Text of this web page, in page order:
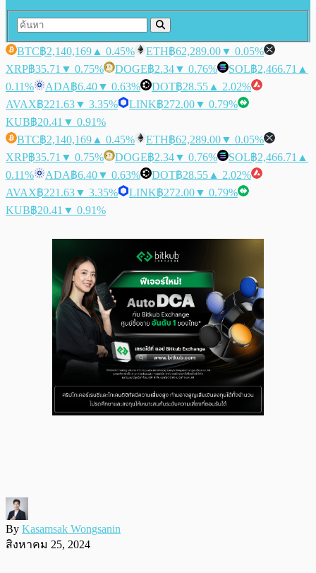
BTC฿2,140,169 ▲ 0.45% ETH฿62,289.00▼ 0.05%
XRP฿35.71 ▼ 0.75% DOGE฿2.34▼ 0.76% SOL฿2,466.71 ▲
0.11%
ADA฿6.40▼ 0.63% DOT฿28.55 ▲ 2.02%
AVAX฿221.63▼ 3.35% LINK฿272.00▼ 0.79%
KUB฿20.41 ▼ 0.91%
BTC฿2,140,169 ▲ 0.45% ETH฿62,289.00▼ 0.05%
XRP฿35.71 ▼ 0.75% DOGE฿2.34▼ 0.76% SOL฿2,466.71 ▲
0.11%
ADA฿6.40▼ 0.63% DOT฿28.55 ▲ 2.02%
AVAX฿221.63▼ 3.35% LINK฿272.00▼ 0.79%
KUB฿20.41 ▼ 0.91%
By Kasamsak Wongsanin
สิงหาคม 25, 2024